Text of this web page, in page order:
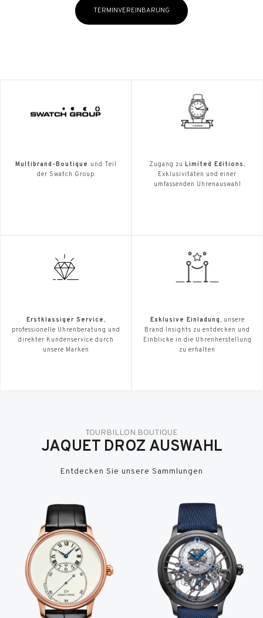
TERMINVEREINBARUNG
Multibrand-Boutique
und Teil
der Swatch Group
Zugang zu Limited Editions,
Exklusivitäten und einer
umfassenden Uhrenauswahl
Erstklassiger Service,
professionelle Uhrenberatung und
direkter Kundenservice durch
unsere Marken
Exklusive Einladung, unsere
Brand Insights zu entdecken und
Einblicke in die Uhrenherstellung
zu erhalten
TOURBILLON BOUTIQUE
JAQUET DROZ AUSWAHL
Entdecken Sie unsere Sammlungen